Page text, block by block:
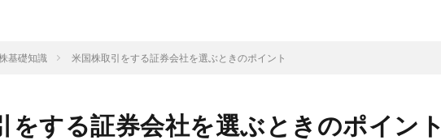
基礎知識 米国株取引をする証券会社を選ぶときのポイント
をする証券会社を選ぶときのポイント